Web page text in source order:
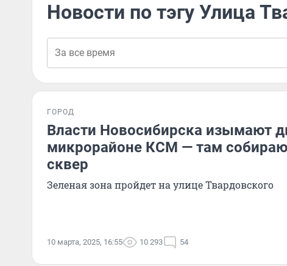
Новости по тэгу Улица
ГОРОД
Власти Новосибирска изымают
микрорайоне КСМ — там
сквер
Зеленая зона пройдет на улице Твардовского
10 марта, 2025, 16:55 10 293 54